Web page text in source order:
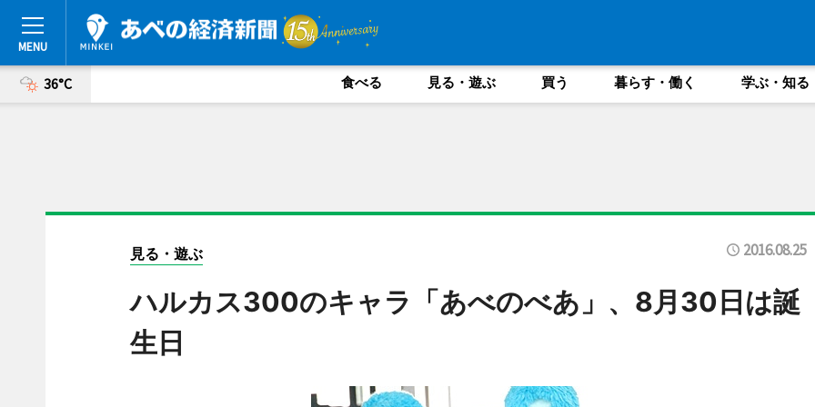
36°C 食べる 見る・遊ぶ 買う 暮らす・働く 学ぶ・知る
見る・遊ぶ 2016.08.25
ハルカス300のキャラ「あべのべあ」、8月30日は誕
生日